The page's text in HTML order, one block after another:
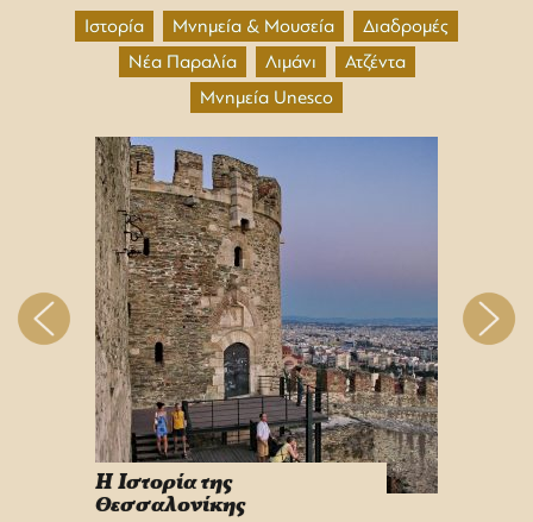
Ιστορία Μνημεία & Μουσεία
Διαδρομές
Νέα Παραλία
Λιμάνι
Ατζέντα
Μνημεία Unesco
H Iστορία της
Θεσσαλονίκης